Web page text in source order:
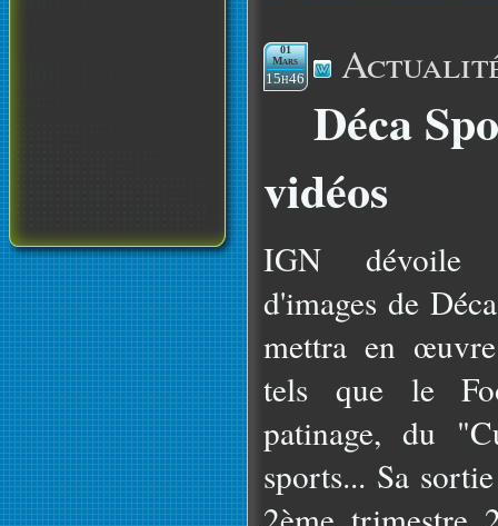
01
Mars
15h46
Déca
vidéos
IGN dévoile
d'images de
mettra en
tels que le
patinage, du
sports... Sa